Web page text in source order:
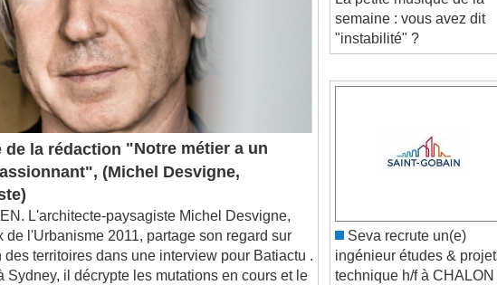
"Notre métier a un
(Michel Desvigne,
L'architecte-paysagiste Michel Desvigne,
de l'Urbanisme 2011, partage son regard sur
territoires dans une interview pour Batiactu .
Sydney, il décrypte les mutations en cours et le
"instabilité" ?
ingénieur études & projets
technique h/f à CHALON
SUR SAONE (71105)